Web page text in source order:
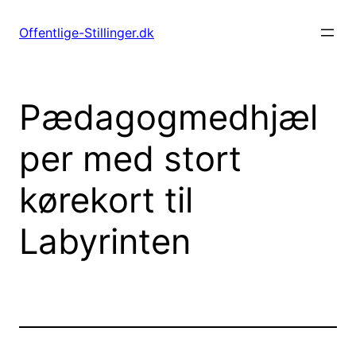
Offentlige-Stillinger.dk
Pædagogmedhjæl
per med stort
kørekort til
Labyrinten